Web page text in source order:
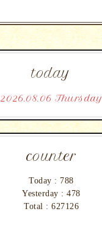
today
2026.08.06 Thursday
counter
Today : 788
Yesterday :478
Total : 627126